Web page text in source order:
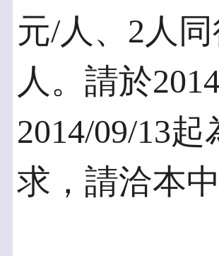
元/人、2人
人。請於
2014/09/13
求，請洽本